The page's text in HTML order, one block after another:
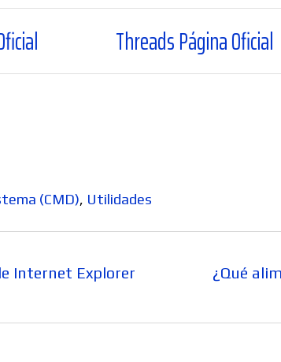
Threads Página Oficial
(CMD), Utilidades
Internet Explorer
Entrada
¿Qué